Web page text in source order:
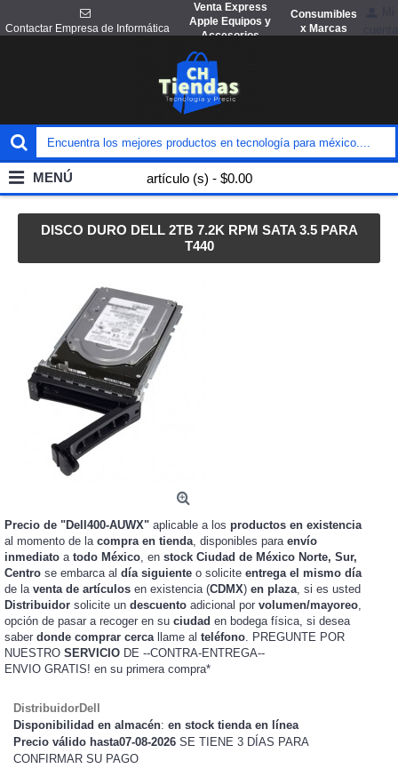
Contactar Empresa de Informática
Venta Express
Apple Equipos y
Accesorios
Consumibles
x Marcas
artículo (s) - $0.00
MENÚ
DISCO DURO DELL 2TB 7.2K RPM SATA 3.5 PARA
T440
Precio de "Dell400-AUWX" aplicable a los productos en existencia
al momento de la compra en tienda, disponibles para envío
inmediato a todo México, en stock Ciudad de México Norte, Sur,
Centro se embarca al día siguiente o solicite entrega el mismo día
de la venta de artículos en existencia (CDMX) en plaza, si es usted
Distribuidor solicite un descuento adicional por volumen/mayoreo,
opción de pasar a recoger en su ciudad en bodega física, si desea
saber donde comprar cercallame al teléfono. PREGUNTE POR
NUESTRO SERVICIO DE --CONTRA-ENTREGA--
ENVIO GRATIS! en su primera compra*
DistribuidorDell
Disponibilidad en almacén: en stock tienda en línea
Precio válido hasta07-08-2026 SE TIENE 3 DÍAS PARA
CONFIRMAR SU PAGO